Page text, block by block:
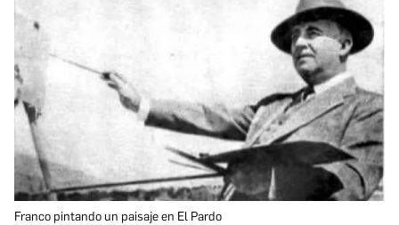
Franco pintando un paisaje en El Pardo